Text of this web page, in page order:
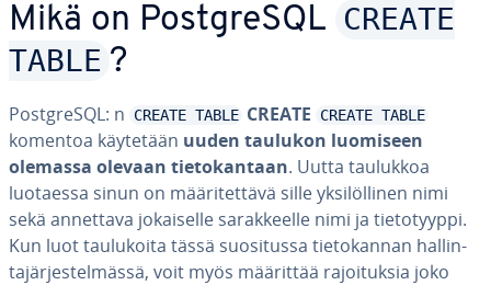
Mikä on PostgreSQL CREATE
TABLE ?
PostgreSQL: n CREATE TABLE CREATE CREATE TABLE
komentoa käytetään uuden taulukon luomiseen
olemassa olevaan tie­to­kan­taan. Uutta taulukkoa
luotaessa sinun on mää­ri­tet­tä­vä sille yk­si­löl­li­nen nimi
sekä annettava jo­kai­sel­le sa­rak­keel­le nimi ja tie­to­tyyp­pi.
Kun luot tau­lu­koi­ta tässä suo­si­tus­sa tie­to­kan­nan hal­lin­
ta­jär­jes­tel­mäs­sä, voit myös määrittää ra­joi­tuk­sia joko